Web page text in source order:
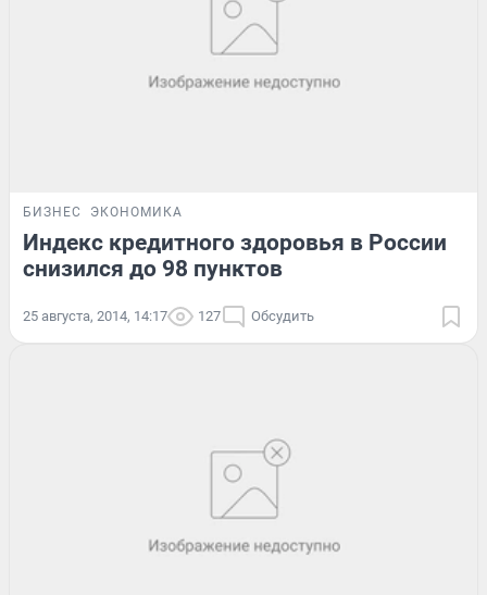
БИЗНЕС ЭКОНОМИКА
Индекс кредитного здоровья в России
снизился до 98 пунктов
25 августа, 2014, 14:17 127 Обсудить